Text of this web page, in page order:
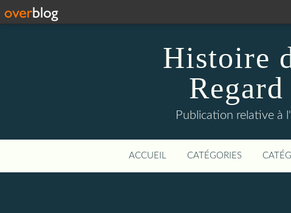
Histoire
Publication relative à
ACCUEIL CATÉGORIES